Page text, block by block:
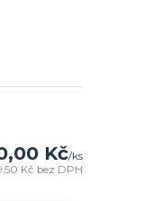
Kč/ks
Kč bez DPH